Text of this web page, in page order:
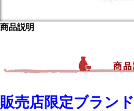
商品説明
販売店限定ブラン